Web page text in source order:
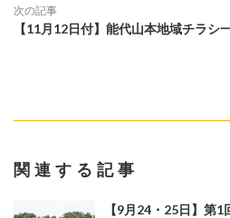
次の記事
【11月12日付】能代山本地域チラシ
関連する記事
【9月24・25日】第